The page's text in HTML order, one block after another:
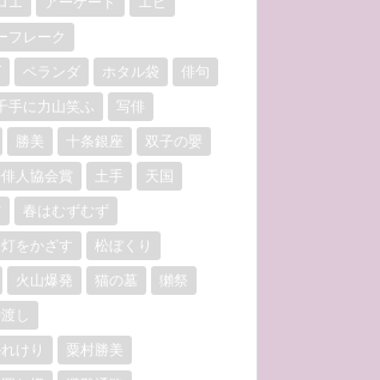
フレーク
ベランダ ホタル袋
俳句
手に力山笑ふ
写俳
勝美 十条銀座
双子の嬰
人協会賞
土手
天国
春はむずむず
をかざす
松ぼくり
火山爆発 猫の墓
獺祭
し
けり
粟村勝美